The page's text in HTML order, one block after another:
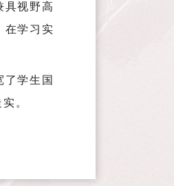
具视野高
在学习实
学生国
。